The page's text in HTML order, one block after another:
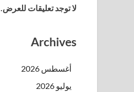
لا توجد تعليقات للعرض.
Archives
أغسطس 2026
يوليو 2026